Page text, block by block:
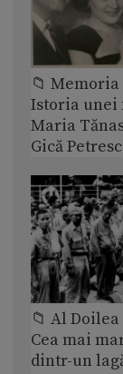
📁
Istoria
Maria
Gică
📁 Al
Cea mai
dintr-un